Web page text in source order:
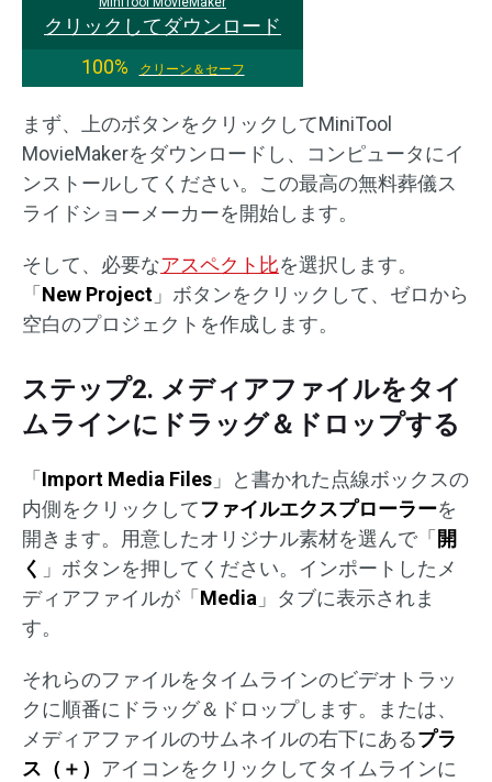
クリックしてダウンロード
100%
クリーン＆セーフ
まず、上のボタンをクリックしてMiniTool
MovieMakerをダウンロードし、コンピュータにイ
ンストールしてください。この最高の無料葬儀ス
ライドショーメーカーを開始します。
そして、必要なアスペクト比を選択します。
「 New Project 」ボタンをクリックして、ゼロから
空白のプロジェクトを作成します。
ステップ2. メディアファイルをタイ
ムラインにドラッグ＆ドロップする
「 Import Media Files 」と書かれた点線ボックスの
内側をクリックしてファイルエクスプローラーを
開きます。用意したオリジナル素材を選んで「 開
く 」ボタンを押してください。インポートしたメ
ディアファイルが「 Media 」タブに表示されま
す。
それらのファイルをタイムラインのビデオトラッ
クに順番にドラッグ＆ドロップします。または、
メディアファイルのサムネイルの右下にあるプラ
ス（＋） アイコンをクリックしてタイムラインに